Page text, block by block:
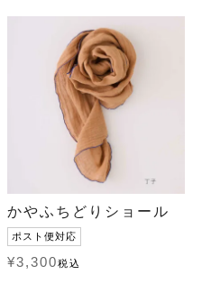
かやふちどりショール
ポスト便対応
¥3,300税込